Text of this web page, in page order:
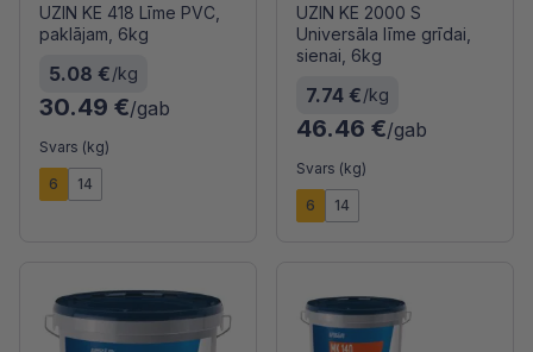
UZIN KE 418 Līme PVC,
paklājam, 6kg
5.08 €/kg
30.49 €/gab
Svars (kg)
6 14
UZIN KE 2000 S
Universāla līme grīdai,
sienai, 6kg
7.74 €/kg
46.46 €/gab
Svars (kg)
6 14